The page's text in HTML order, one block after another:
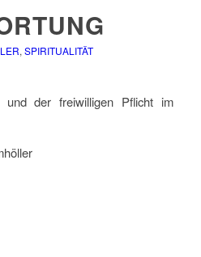
, SPIRITUALITÄT
und der freiwilligen Pflicht im